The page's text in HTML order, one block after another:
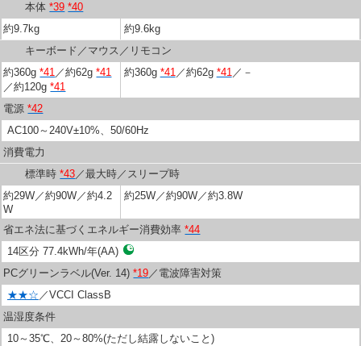
本体*39 *40
約9.7kg
約9.6kg
キーボード／マウス／リモコン
約360g*41／約62g*41
／約120g*41
約360g *41／約62g *41／－
電源*42
AC100～240V±10%、50/60Hz
消費電力
標準時*43／最大時／スリープ時
約29W／約90W／約4.2
W
約25W／約90W／約3.8W
省エネ法に基づくエネルギー消費効率*44
14区分 77.4kWh/年(AA)
PCグリーンラベル(Ver. 14)*19／電波障害対策
★★☆ ／VCCI ClassB
温湿度条件
10～35℃、20～80%(ただし結露しないこと)